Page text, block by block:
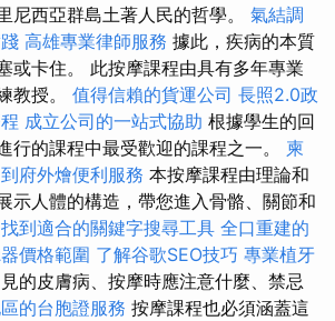
尼西亞群島土著人民的哲學。 氣結調
高雄專業律師服務 據此，疾病的本質
或卡住。 此按摩課程由具有多年專業
教授。 值得信賴的貨運公司 長照2.0政
成立公司的一站式協助 根據學生的回
行的課程中最受歡迎的課程之一。 柬
到府外燴便利服務 本按摩課程由理論和
示人體的構造，帶您進入骨骼、關節和
找到適合的關鍵字搜尋工具 全口重建的
價格範圍 了解谷歌SEO技巧 專業植牙
的皮膚病、按摩時應注意什麼、禁忌
的台胞證服務 按摩課程也必須涵蓋這